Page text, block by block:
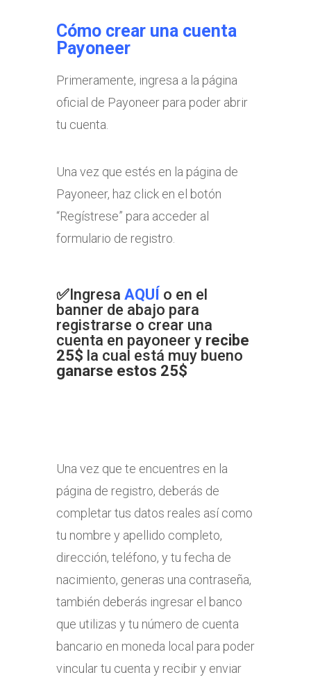
Cómo crear una cuenta
Payoneer
Primeramente, ingresa a la página
oficial de Payoneer para poder abrir
tu cuenta.
Una vez que estés en la página de
Payoneer, haz click en el botón
“Regístrese” para acceder al
formulario de registro.
✅Ingresa AQUÍ o en el
banner de abajo para
registrarse o crear una
cuenta en payoneer y recibe
25$ la cual está muy bueno
ganarse estos 25$
Una vez que te encuentres en la
página de registro, deberás de
completar tus datos reales así como
tu nombre y apellido completo,
dirección, teléfono, y tu fecha de
nacimiento, generas una contraseña,
también deberás ingresar el banco
que utilizas y tu número de cuenta
bancario en moneda local para poder
vincular tu cuenta y recibir y enviar